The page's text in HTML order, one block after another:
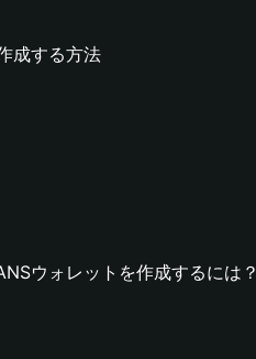
成する方法
ウォレットを作成するには？